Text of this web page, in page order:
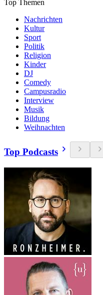
Top Themen
Nachrichten
Kultur
Sport
Politik
Religion
Kinder
DJ
Comedy
Campusradio
Interview
Musik
Bildung
Weihnachten
Top Podcasts